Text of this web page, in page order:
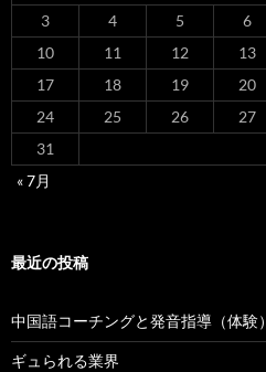
3
4 5 6
10
11 12 13
17
18 19 20
24
25 26 27
31
« 7月
最近の投稿
中国語コーチングと発音指導（体験）
ギュられる業界